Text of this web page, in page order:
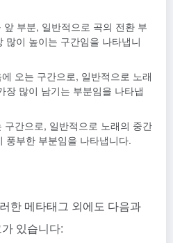
부분, 일반적으로 곡의 전환 부
많이 높이는 구간임을 나타냅니
오는 구간으로, 일반적으로 노래
장 많이 남기는 부분임을 나타냅
구간으로, 일반적으로 노래의 중간
풍부한 부분임을 나타냅니다.
한 메타태그 외에도 다음과
있습니다: